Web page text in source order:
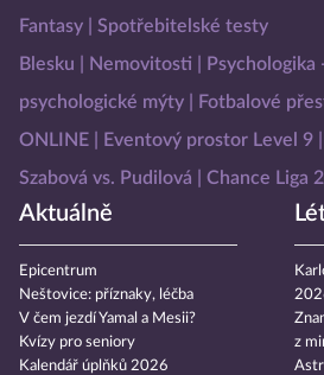
Fantasy
Spotřebitelské testy
Blesku
Nemovitosti
psychologické mýty
Fotbalové
ONLINE
Eventový prostor Level 9
Szabová vs. Pudilová
Chance Liga
Aktuálně
Epicentrum
Neštovice: příznaky, léčba
V čem jezdí Yamal a Mesii?
Kvízy pro seniory
Kalendář úplňků 2026
z